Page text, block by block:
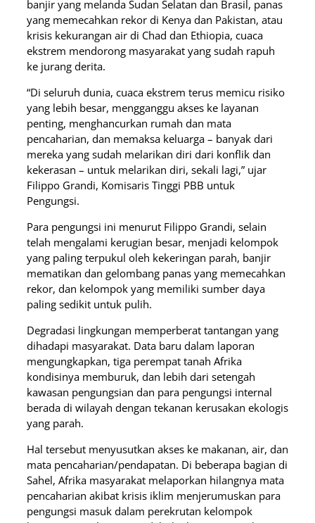
banjir yang melanda Sudan Selatan dan Brasil, panas
yang memecahkan rekor di Kenya dan Pakistan, atau
krisis kekurangan air di Chad dan Ethiopia, cuaca
ekstrem mendorong masyarakat yang sudah rapuh
ke jurang derita.
“Di seluruh dunia, cuaca ekstrem terus memicu risiko
yang lebih besar, mengganggu akses ke layanan
penting, menghancurkan rumah dan mata
pencaharian, dan memaksa keluarga – banyak dari
mereka yang sudah melarikan diri dari konflik dan
kekerasan – untuk melarikan diri, sekali lagi,” ujar
Filippo Grandi, Komisaris Tinggi PBB untuk
Pengungsi.
Para pengungsi ini menurut Filippo Grandi, selain
telah mengalami kerugian besar, menjadi kelompok
yang paling terpukul oleh kekeringan parah, banjir
mematikan dan gelombang panas yang memecahkan
rekor, dan kelompok yang memiliki sumber daya
paling sedikit untuk pulih.
Degradasi lingkungan memperberat tantangan yang
dihadapi masyarakat. Data baru dalam laporan
mengungkapkan, tiga perempat tanah Afrika
kondisinya memburuk, dan lebih dari setengah
kawasan pengungsian dan para pengungsi internal
berada di wilayah dengan tekanan kerusakan ekologis
yang parah.
Hal tersebut menyusutkan akses ke makanan, air, dan
mata pencaharian/pendapatan. Di beberapa bagian di
Sahel, Afrika masyarakat melaporkan hilangnya mata
pencaharian akibat krisis iklim menjerumuskan para
pengungsi masuk dalam perekrutan kelompok